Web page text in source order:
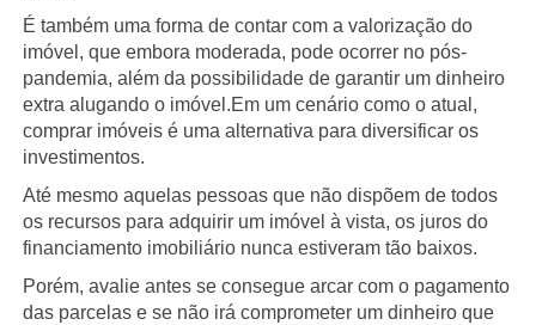
É também uma forma de contar com a valorização do
imóvel, que embora moderada, pode ocorrer no pós-
pandemia, além da possibilidade de garantir um dinheiro
extra alugando o imóvel.Em um cenário como o atual,
comprar imóveis é uma alternativa para diversificar os
investimentos.
Até mesmo aquelas pessoas que não dispõem de todos
os recursos para adquirir um imóvel à vista, os juros do
financiamento imobiliário nunca estiveram tão baixos.
Porém, avalie antes se consegue arcar com o pagamento
das parcelas e se não irá comprometer um dinheiro que